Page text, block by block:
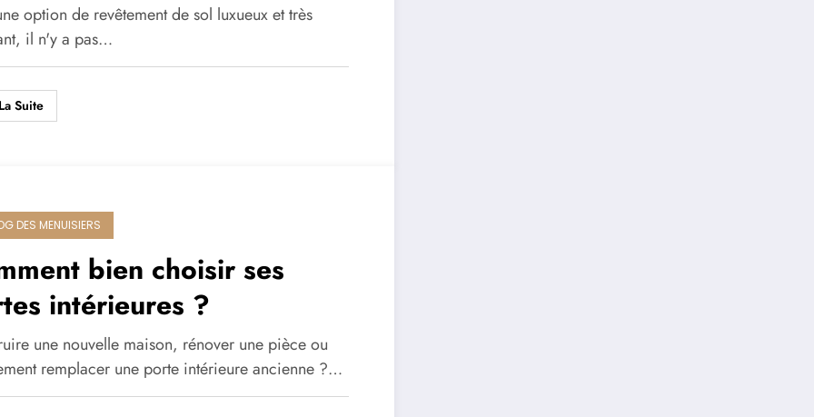
option de revêtement de sol luxueux et très
il n'y a pas…
Suite
DES MENUISIERS
bien choisir ses
intérieures ?
une nouvelle maison, rénover une pièce ou
remplacer une porte intérieure ancienne ?…